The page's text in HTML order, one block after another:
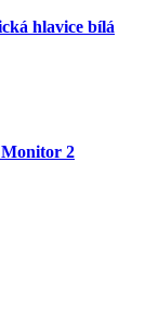
hlavice bílá
2